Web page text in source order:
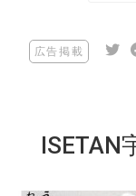
広告掲載
ISETAN